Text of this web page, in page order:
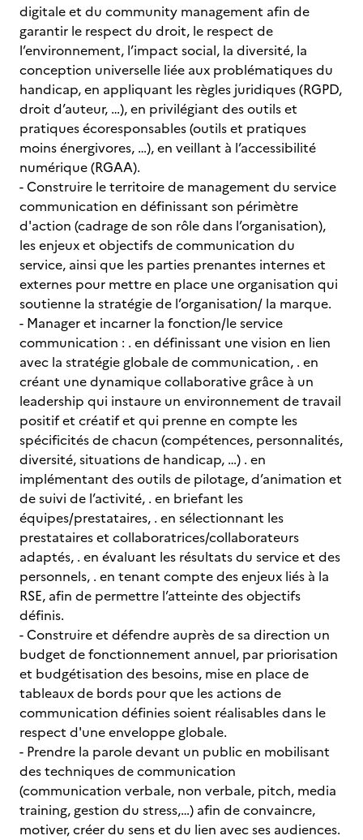
digitale et du community management afin de
garantir le respect du droit, le respect de
l’environnement, l’impact social, la diversité, la
conception universelle liée aux problématiques du
handicap, en appliquant les règles juridiques (RGPD,
droit d’auteur, …), en privilégiant des outils et
pratiques écoresponsables (outils et pratiques
moins énergivores, …), en veillant à l’accessibilité
numérique (RGAA).
- Construire le territoire de management du service
communication en définissant son périmètre
d'action (cadrage de son rôle dans l’organisation),
les enjeux et objectifs de communication du
service, ainsi que les parties prenantes internes et
externes pour mettre en place une organisation qui
soutienne la stratégie de l’organisation/ la marque.
- Manager et incarner la fonction/le service
communication : . en définissant une vision en lien
avec la stratégie globale de communication, . en
créant une dynamique collaborative grâce à un
leadership qui instaure un environnement de travail
positif et créatif et qui prenne en compte les
spécificités de chacun (compétences, personnalités,
diversité, situations de handicap, …) . en
implémentant des outils de pilotage, d’animation et
de suivi de l’activité, . en briefant les
équipes/prestataires, . en sélectionnant les
prestataires et collaboratrices/collaborateurs
adaptés, . en évaluant les résultats du service et des
personnels, . en tenant compte des enjeux liés à la
RSE, afin de permettre l’atteinte des objectifs
définis.
- Construire et défendre auprès de sa direction un
budget de fonctionnement annuel, par priorisation
et budgétisation des besoins, mise en place de
tableaux de bords pour que les actions de
communication définies soient réalisables dans le
respect d'une enveloppe globale.
- Prendre la parole devant un public en mobilisant
des techniques de communication
(communication verbale, non verbale, pitch, media
training, gestion du stress,…) afin de convaincre,
motiver, créer du sens et du lien avec ses audiences.